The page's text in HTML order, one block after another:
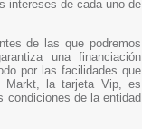
intereses de cada uno de
de las que podremos
una financiación
por las facilidades que
Markt, la tarjeta Vip, es
condiciones de la entidad